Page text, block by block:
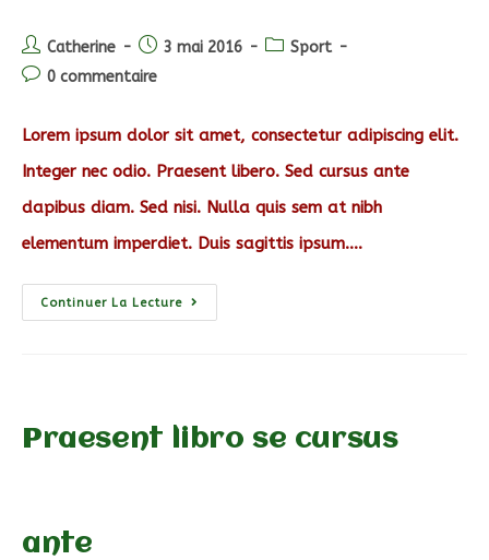
Auteur/autrice
de
Catherine
Post
published:
3 mai 2016
PostSport
Post0 commentaire
Lorem ipsum dolor sit amet, consectetur adipiscing elit.
Integer nec odio. Praesent libero. Sed cursus ante
dapibus diam. Sed nisi. Nulla quis sem at nibh
elementum imperdiet. Duis sagittis ipsum.…
Continuer La LectureVestibulum
Sapin
Praesent libro se cursus
ante